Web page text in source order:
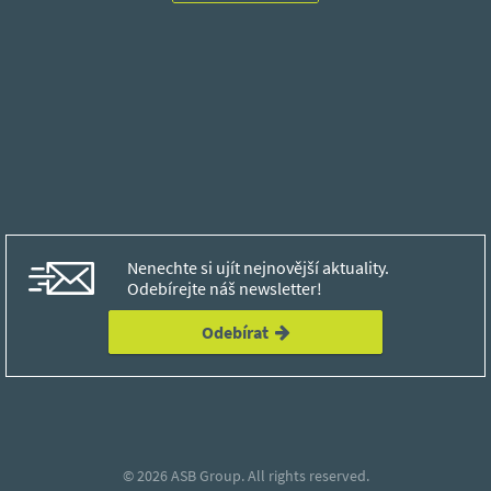
Nenechte si ujít nejnovější aktuality.
Odebírejte náš newsletter!
Odebírat
© 2026ASB Group.All rights reserved.